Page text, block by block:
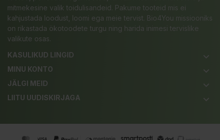
mitmekesine valik toidulisandeid. Pakume tooteid mis ei
kahjustada loodust, loomi ega meie tervist. Bio4You missiooniks
on rikastada ökotoodete turgu ning harida inimesi tervislike
valikute osas.
KASULIKUD LINGID
keyboard_arrow_down
MINU KONTO keyboard_arrow_down
JÄLGI MEID keyboard_arrow_down
LIITU UUDISKIRJAGA keyboard_arrow_down